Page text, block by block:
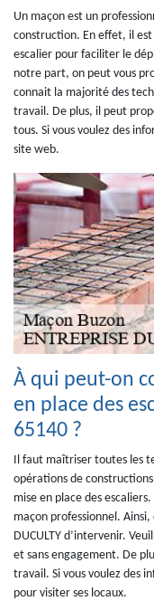
Un maçon est un
construction. En effet, il
escalier pour faciliter le
notre part, on peut vous
connait la majorité des
travail. De plus, il peut
tous. Si vous voulez des
site web.
À qui peut-on
en place des
65140 ?
Il faut maîtriser toutes les
opérations de
mise en place des
maçon professionnel. Ainsi,
DUCULTY d’intervenir.
et sans engagement. De
travail. Si vous voulez des
pour visiter ses locaux.